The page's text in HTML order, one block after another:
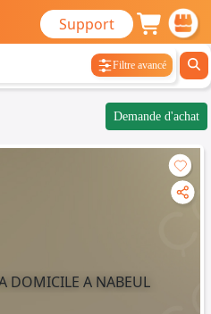
Support
Filtre avancé
Demande d'achat